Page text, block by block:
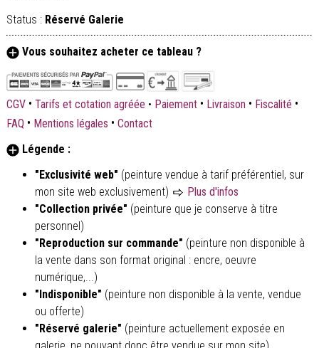
Status : Réservé Galerie
Vous souhaitez acheter ce tableau ?
CGV • Tarifs et cotation agréée • Paiement • Livraison • Fiscalité •
FAQ • Mentions légales • Contact
Légende :
"Exclusivité web" (peinture vendue à tarif préférentiel, sur
mon site web exclusivement)
Plus d'infos
"Collection privée" (peinture que je conserve à titre
personnel)
"Reproduction sur commande" (peinture non disponible à
la vente dans son format original : encre, oeuvre
numérique,...)
"Indisponible" (peinture non disponible à la vente, vendue
ou offerte)
"Réservé galerie" (peinture actuellement exposée en